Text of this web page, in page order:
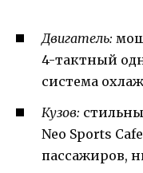
Двигатель:
4-тактный
система
Кузов:
Neo Sports
пассажиров,